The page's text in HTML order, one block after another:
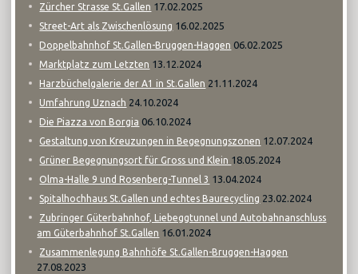
Zürcher Strasse St.Gallen 17.02.2025
Street-Art als Zwischenlösung 16.02.2025
Doppelbahnhof St.Gallen-Bruggen-Haggen 06.02.2025
Marktplatz zum Letzten 13.12.2024
Harzbüchelgalerie der A1 in St.Gallen 21.11.2024
Umfahrung Uznach 24.10.2024
Die Piazza von Borgia 06.10.2024
Gestaltung von Kreuzungen in Begegnungszonen 12.07.2024
Grüner Begegnungsort für Gross und Klein 18.05.2024
Olma-Halle 9 und Rosenberg-Tunnel 3 13.04.2024
Spitalhochhaus St.Gallen und echtes Baurecycling 23.02.2024
Zubringer Güterbahnhof, Liebeggtunnel und Autobahnanschluss
am Güterbahnhof St.Gallen 16.01.2024
Zusammenlegung Bahnhöfe St.Gallen-Bruggen-Haggen
27.08.2023